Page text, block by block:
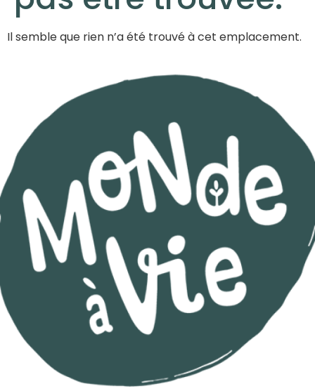
Il semble que rien n’a été trouvé à cet emplacement.